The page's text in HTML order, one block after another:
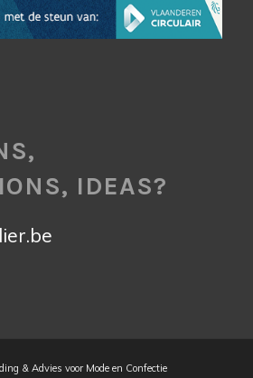
IDEAS?
& Advies voor Mode en Confectie